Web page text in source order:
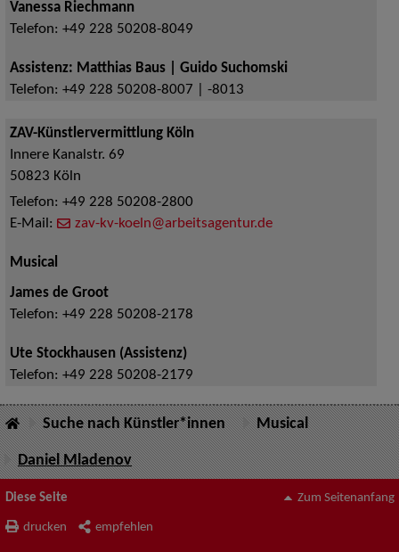
Vanessa Riechmann
Telefon: +49 228 50208-8049
Assistenz: Matthias Baus | Guido Suchomski
Telefon: +49 228 50208-8007 | -8013
ZAV-Künstlervermittlung Köln
Innere Kanalstr. 69
50823 Köln
Telefon: +49 228 50208-2800
E-Mail:
zav-kv-koeln@arbeitsagentur.de
Musical
James de Groot
Telefon: +49 228 50208-2178
Ute Stockhausen (Assistenz)
Telefon: +49 228 50208-2179
Suche nach Künstler*innen Musical
Daniel Mladenov
Diese Seite
drucken empfehlen
Zum Seitenanfang